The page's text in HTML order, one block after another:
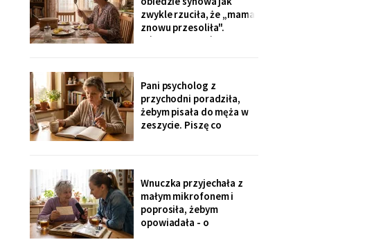
więcej, niż myślą. W
niedzielę usłyszałam, co
planują z moim
zwykle rzuciła, że „mama
znowu przesoliła".
Ośmioletni Staś odłożył
nie mówi, że mama coś
zrobiła źle". Zrobiło się
bardzo cicho.
Pani psycholog z
przychodni poradziła,
żebym pisała do męża w
zeszycie. Piszę co
sąsiadowi, który zawsze
mi pomaga - a nie synowi,
który nie przyjechał ani
do szpitala, ani na
rocznicę
Wnuczka przyjechała z
małym mikrofonem i
poprosiła, żebym
opowiadała - o